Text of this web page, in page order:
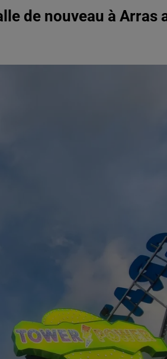
de nouveau à Arras